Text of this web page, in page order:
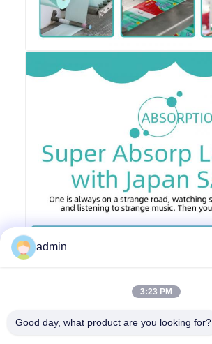
admin
3:23 PM
Good day, what product are you looking for?